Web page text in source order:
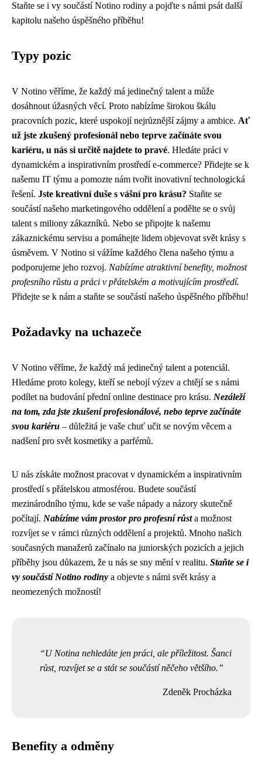
Staňte se i vy součástí Notino rodiny a pojďte s námi psát další
kapitolu našeho úspěšného příběhu!
Typy pozic
V Notino věříme, že každý má jedinečný talent a může
dosáhnout úžasných věcí. Proto nabízíme širokou škálu
pracovních pozic, které uspokojí nejrůznější zájmy a ambice. Ať
už jste zkušený profesionál nebo teprve začínáte svou
kariéru, u nás si určitě najdete to pravé. Hledáte práci v
dynamickém a inspirativním prostředí e-commerce? Přidejte se k
našemu IT týmu a pomozte nám tvořit inovativní technologická
řešení. Jste kreativní duše s vášní pro krásu? Staňte se
součástí našeho marketingového oddělení a podělte se o svůj
talent s miliony zákazníků. Nebo se připojte k našemu
zákaznickému servisu a pomáhejte lidem objevovat svět krásy s
úsměvem. V Notino si vážíme každého člena našeho týmu a
podporujeme jeho rozvoj. Nabízíme atraktivní benefity, možnost
profesního růstu a práci v přátelském a motivujícím prostředí.
Přidejte se k nám a staňte se součástí našeho úspěšného příběhu!
Požadavky na uchazeče
V Notino věříme, že každý má jedinečný talent a potenciál.
Hledáme proto kolegy, kteří se nebojí výzev a chtějí se s námi
podílet na budování přední online destinace pro krásu. Nezáleží
na tom, zda jste zkušení profesionálové, nebo teprve začínáte
svou kariéru – důležitá je vaše chuť učit se novým věcem a
nadšení pro svět kosmetiky a parfémů.
U nás získáte možnost pracovat v dynamickém a inspirativním
prostředí s přátelskou atmosférou. Budete součástí
mezinárodního týmu, kde se vaše nápady a názory skutečně
počítají. Nabízíme vám prostor pro profesní růsta možnost
rozvíjet se v rámci různých oddělení a projektů. Mnoho našich
současných manažerů začínalo na juniorských pozicích a jejich
příběhy jsou důkazem, že u nás se sny mění v realitu. Staňte se i
vy součástí Notino rodiny a objevte s námi svět krásy a
neomezených možností!
U Notina nehledáte jen práci, ale příležitost. Šanci
růst, rozvíjet se a stát se součástí něčeho většího.
Zdeněk Procházka
Benefity a odměny